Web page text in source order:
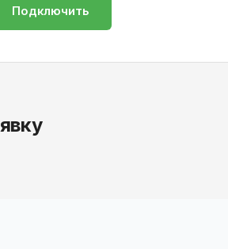
Подключить